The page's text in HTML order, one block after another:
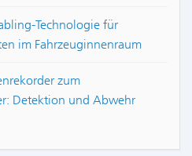
Technologie für
im Fahrzeuginnenraum
zum
Detektion und Abwehr